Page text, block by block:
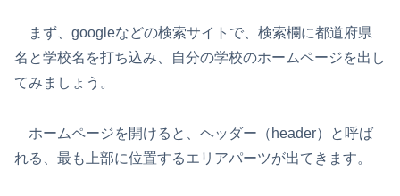
まず、googleなどの検索サイトで、検索欄に都道府県
名と学校名を打ち込み、自分の学校のホームページを出し
てみましょう。
ホームページを開けると、ヘッダー（header）と呼ば
れる、最も上部に位置するエリアパーツが出てきます。